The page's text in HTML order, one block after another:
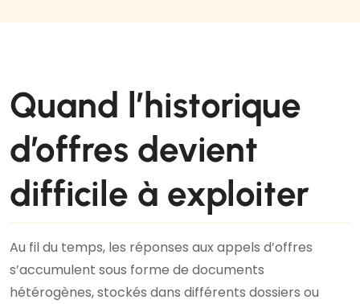
Quand l’historique
d’offres devient
difficile à exploiter
Au fil du temps, les réponses aux appels d’offres
s’accumulent sous forme de documents
hétérogènes, stockés dans différents dossiers ou